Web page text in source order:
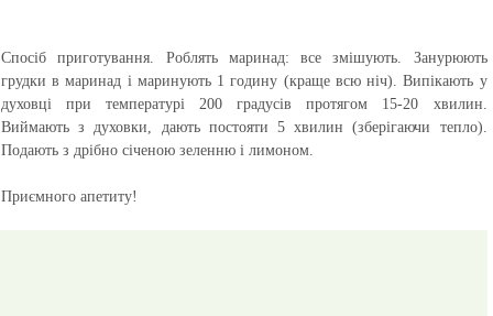
Спосіб приготування. Роблять маринад: все змішують. Занурюють
грудки в маринад і маринують 1 годину (краще всю ніч). Випікають у
духовці при температурі 200 градусів протягом 15-20 хвилин.
Виймають з духовки, дають постояти 5 хвилин (зберігаючи тепло).
Подають з дрібно січеною зеленню і лимоном.
Приємного апетиту!